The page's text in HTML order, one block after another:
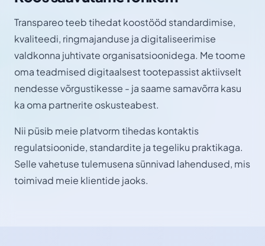
Transpareo teeb tihedat koostööd standardimise,
kvaliteedi, ringmajanduse ja digitaliseerimise
valdkonna juhtivate organisatsioonidega. Me toome
oma teadmised digitaalsest tootepassist aktiivselt
nendesse võrgustikesse - ja saame samavõrra kasu
ka oma partnerite oskusteabest.
Nii püsib meie platvorm tihedas kontaktis
regulatsioonide, standardite ja tegeliku praktikaga.
Selle vahetuse tulemusena sünnivad lahendused, mis
toimivad meie klientide jaoks.